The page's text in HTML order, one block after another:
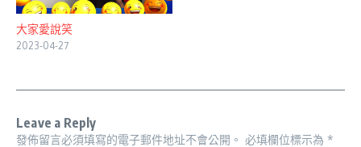
大家愛說笑
2023-04-27
Leave a Reply
發佈留言必須填寫的電子郵件地址不會公開。 必填欄位標示為 *